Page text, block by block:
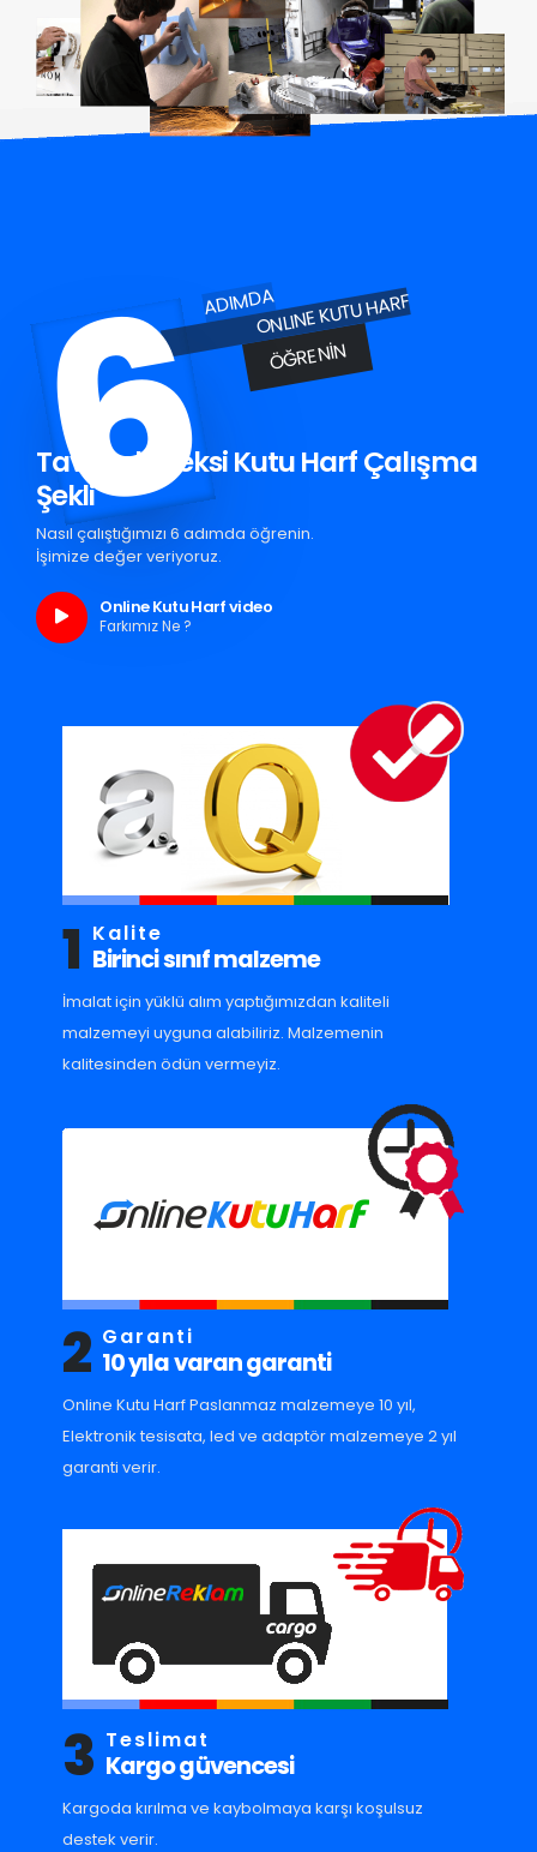
6ADIMDAONLINE KUTU HARF
ÖĞRENIN
Tavşanlı Pleksi Kutu Harf Çalışma
Şekli
Nasıl çalıştığımızı 6 adımda öğrenin.
İşimize değer veriyoruz.
Online Kutu Harf video
Farkımız Ne ?
1 Kalite
Birinci sınıf malzeme
İmalat için yüklü alım yaptığımızdan kaliteli
malzemeyi uyguna alabiliriz. Malzemenin
kalitesinden ödün vermeyiz.
2 Garanti
10 yıla varan garanti
Online Kutu Harf Paslanmaz malzemeye 10 yıl,
Elektronik tesisata, led ve adaptör malzemeye 2 yıl
garanti verir.
3 Teslimat
Kargo güvencesi
Kargoda kırılma ve kaybolmaya karşı koşulsuz
destek verir.